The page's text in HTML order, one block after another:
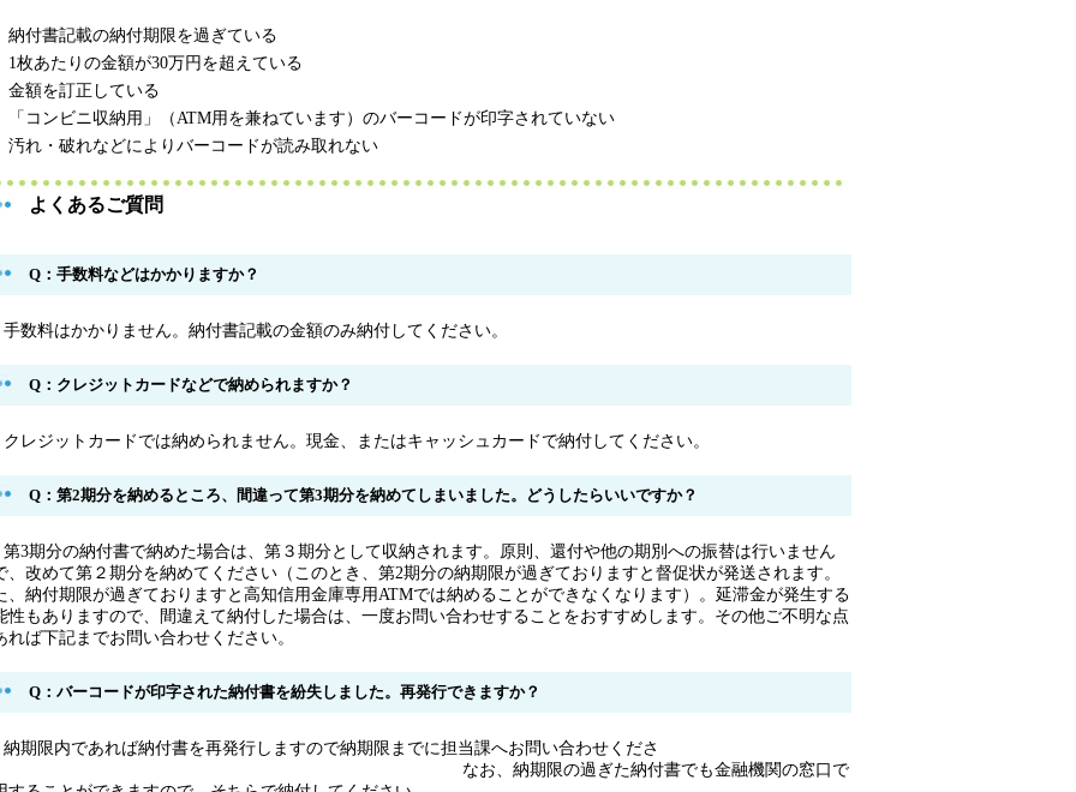
納付書記載の納付期限を過ぎている
1枚あたりの金額が30万円を超えている
金額を訂正している
「コンビニ収納用」（ATM用を兼ねています）のバーコードが印字されていない
汚れ・破れなどによりバーコードが読み取れない
よくあるご質問
Q：手数料などはかかりますか？
数料はかかりません。 納付書記載の金額のみ納付してください。
Q：クレジットカードなどで納められますか？
クレジットカードでは納められません。現金、またはキャッシュカードで納付してください。
Q：第2期分を納めるところ、間違って第3期分を納めてしまいました。どうしたらいいですか？
第3期分の納付書で納めた場合は、第３期分として収納されます。原則、還付や他の期別への振替は行いません
、改めて第２期分を納めてください（このとき、第2期分の納期限が過ぎておりますと督促状が発送されます。
、納付期限が過ぎておりますと高知信用金庫専用ATMでは納めることができなくなります）。延滞金が発生する
性もありますので、間違えて納付した場合は、一度お問い合わせすることをおすすめします。その他ご不明な点
れば下記までお問い合わせください。
Q：バーコードが印字された納付書を紛失しました。再発行できますか？
納期限内であれば納付書を再発行しますので納期限までに担当課へお問い合わせくださ
。 なお、納期限の過ぎた納付書でも金融機関の窓口で